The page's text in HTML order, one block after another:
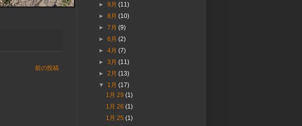
前の投稿
►9月(11)
►8月(10)
►7月(9)
►6月(2)
►4月(7)
►3月(11)
► 2月(13)
▼ 1月(17)
1月 29 (1)
1月 26 (1)
1月 25 (1)